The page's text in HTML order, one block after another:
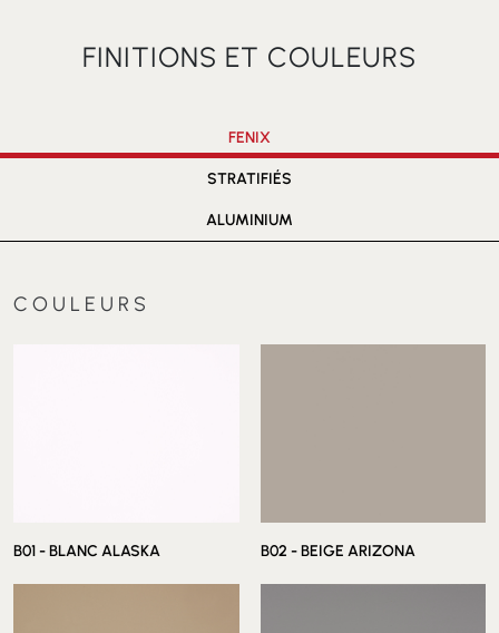
FINITIONS ET COULEURS
FENIX
STRATIFIÉS
ALUMINIUM
COULEURS
B01 - BLANC ALASKA B02 - BEIGE ARIZONA